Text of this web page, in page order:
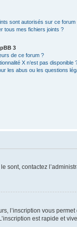
sont autorisés sur ce forum
tous mes fichiers joints ?
3
de ce forum ?
X n’est pas disponible
les abus ou les questions
contactez
l’inscription vous
est rapide et